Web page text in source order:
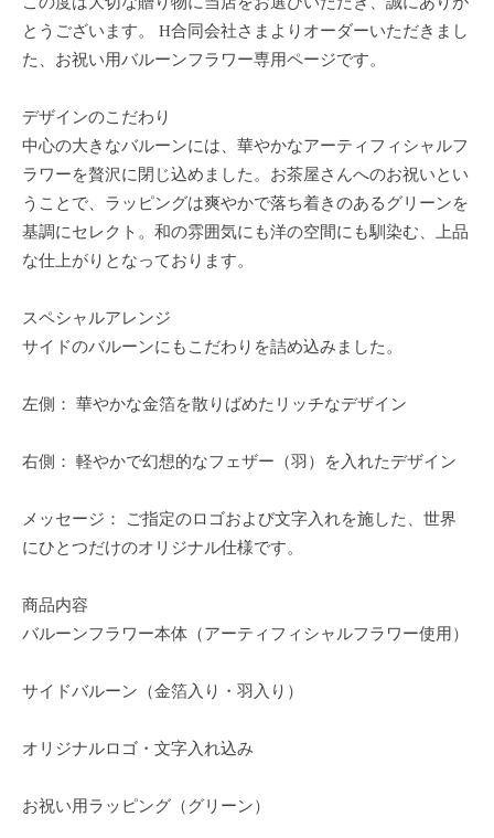
とうございます。 H合同会社さまよりオーダーいただきまし
た、お祝い用バルーンフラワー専用ページです。
デザインのこだわり
中心の大きなバルーンには、華やかなアーティフィシャルフ
ラワーを贅沢に閉じ込めました。お茶屋さんへのお祝いとい
うことで、ラッピングは爽やかで落ち着きのあるグリーンを
基調にセレクト。和の雰囲気にも洋の空間にも馴染む、上品
な仕上がりとなっております。
スペシャルアレンジ
サイドのバルーンにもこだわりを詰め込みました。
左側： 華やかな金箔を散りばめたリッチなデザイン
右側： 軽やかで幻想的なフェザー（羽）を入れたデザイン
メッセージ： ご指定のロゴおよび文字入れを施した、世界
にひとつだけのオリジナル仕様です。
商品内容
バルーンフラワー本体（アーティフィシャルフラワー使用）
サイドバルーン（金箔入り・羽入り）
オリジナルロゴ・文字入れ込み
お祝い用ラッピング（グリーン）